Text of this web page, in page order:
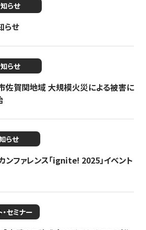
らせ
らせ
らせ
佐賀関地域 大規模火災による被害に
らせ
ファレンス「ignite! 2025」イベント
セミナー